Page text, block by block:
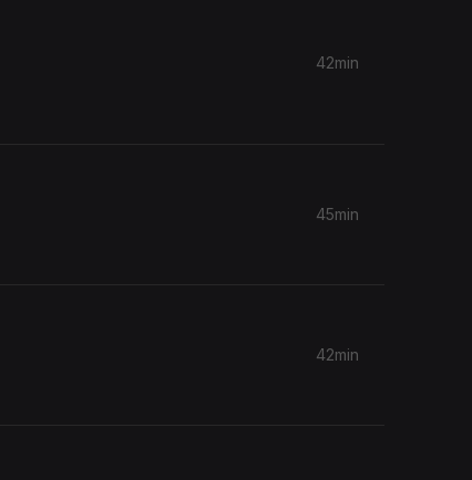
42min
45min
42min